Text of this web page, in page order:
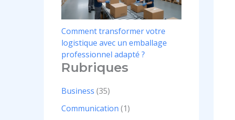
Comment transformer votre
logistique avec un emballage
professionnel adapté ?
Rubriques
Business (35)
Communication (1)